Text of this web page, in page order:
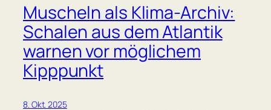
Muscheln als Klima-Archiv:
Schalen aus dem Atlantik
warnen vor möglichem
Kipppunkt
8. Okt. 2025